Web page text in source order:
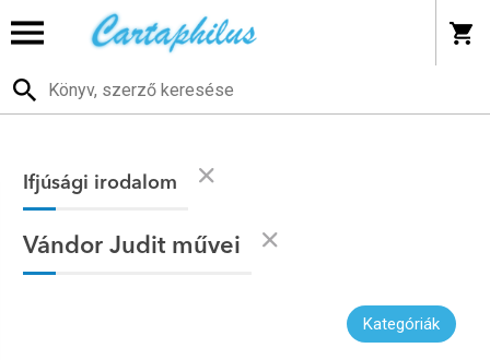
Ifjúsági irodalom
Vándor Judit művei
Kategóriák